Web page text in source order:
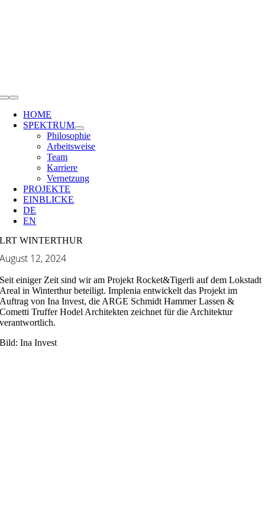
Toggle
Navigation
HOME
SPEKTRUM
Philosophie
Arbeitsweise
Team
Karriere
Vernetzung
PROJEKTE
EINBLICKE
DE
EN
LRT WINTERTHUR
August 12, 2024
Seit einiger Zeit sind wir am Projekt Rocket&Tigerli auf dem Lokstadt
Areal in Winterthur beteiligt. Implenia entwickelt das Projekt im
Auftrag von Ina Invest, die ARGE Schmidt Hammer Lassen &
Cometti Truffer Hodel Architekten zeichnet für die Architektur
verantwortlich.
Bild: Ina Invest